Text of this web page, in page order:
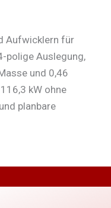
Aufwicklern für
polige Auslegung,
und 0,46
kW ohne
planbare